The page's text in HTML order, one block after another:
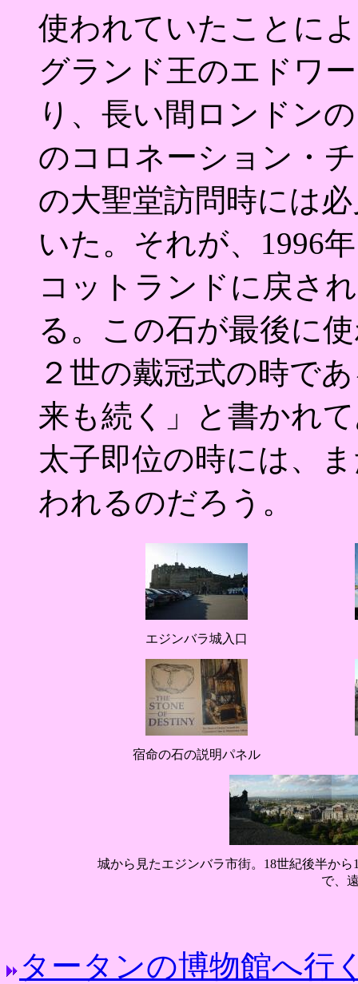
使われていたことに
グランド王のエドワ
り、長い間ロンドン
のコロネーション・
の大聖堂訪問時には
いた。それが、1996
コットランドに戻さ
る。この石が最後に
２世の戴冠式の時で
来も続く」と書かれ
太子即位の時には、
われるのだろう。
エジンバラ城入口
宿命の石の説明パネル
城から見たエジンバラ市街。18世紀後半か
で、
タータンの博物館へ行